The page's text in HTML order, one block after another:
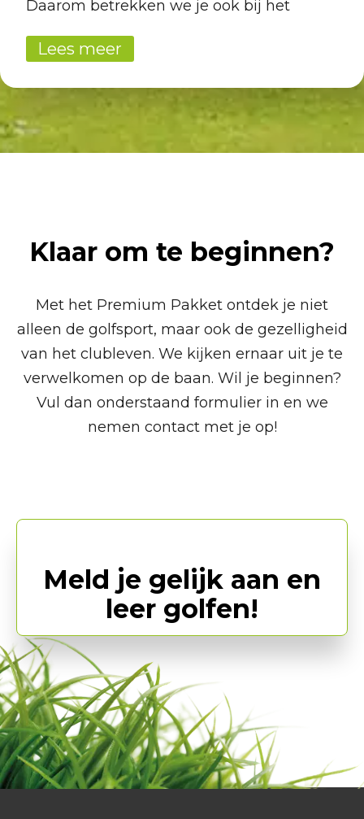
Daarom betrekken we je ook bij het
beginnende golfers, doet mee aan
samen te spelen en nieuwe mensen te
leren kennen.
Kleding … wat trek je aan?
Benieuwd wat je aantrekt tijdens je eerste
golflessen? Bekijk onze informatie over
kleding.
Lees meer
Klaar om te beginnen?
Met het Premium Pakket ontdek je niet
alleen de golfsport, maar ook de gezelligheid
van het clubleven. We kijken ernaar uit je te
verwelkomen op de baan. Wil je beginnen?
Vul dan onderstaand formulier in en we
nemen contact met je op!
Meld je gelijk aan en
leer golfen!